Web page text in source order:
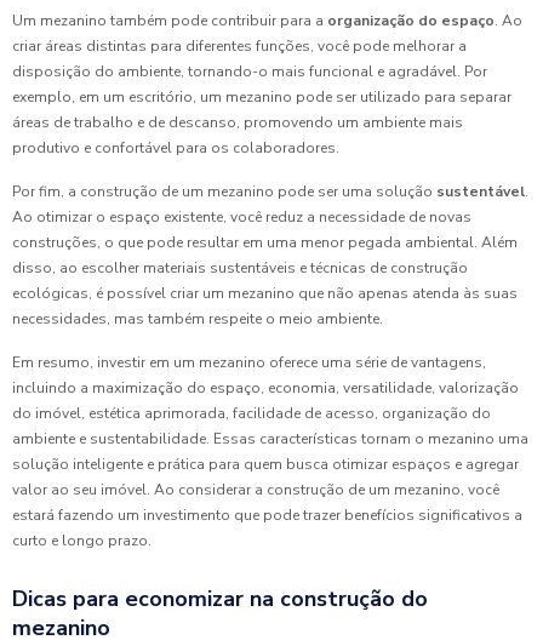
Um mezanino também pode contribuir para a organização do espaço. Ao
criar áreas distintas para diferentes funções, você pode melhorar a
disposição do ambiente, tornando-o mais funcional e agradável. Por
exemplo, em um escritório, um mezanino pode ser utilizado para separar
áreas de trabalho e de descanso, promovendo um ambiente mais
produtivo e confortável para os colaboradores.
Por fim, a construção de um mezanino pode ser uma solução sustentável.
Ao otimizar o espaço existente, você reduz a necessidade de novas
construções, o que pode resultar em uma menor pegada ambiental. Além
disso, ao escolher materiais sustentáveis e técnicas de construção
ecológicas, é possível criar um mezanino que não apenas atenda às suas
necessidades, mas também respeite o meio ambiente.
Em resumo, investir em um mezanino oferece uma série de vantagens,
incluindo a maximização do espaço, economia, versatilidade, valorização
do imóvel, estética aprimorada, facilidade de acesso, organização do
ambiente e sustentabilidade. Essas características tornam o mezanino uma
solução inteligente e prática para quem busca otimizar espaços e agregar
valor ao seu imóvel. Ao considerar a construção de um mezanino, você
estará fazendo um investimento que pode trazer benefícios significativos a
curto e longo prazo.
Dicas para economizar na construção do
mezanino